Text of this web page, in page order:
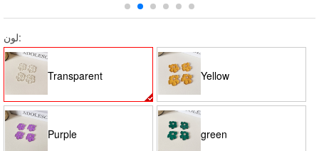
لون:
Transparent Yellow
Purple green